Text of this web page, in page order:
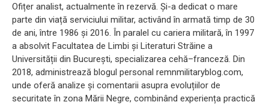
Ofițer analist, actualmente în rezervă. Și-a dedicat o mare
parte din viață serviciului militar, activând în armată timp de 30
de ani, între 1986 și 2016. În paralel cu cariera militară, în 1997
a absolvit Facultatea de Limbi și Literaturi Străine a
Universității din București, specializarea cehă–franceză. Din
2018, administrează blogul personal remnmilitaryblog.com,
unde oferă analize și comentarii asupra evoluțiilor de
securitate în zona Mării Negre, combinând experiența practică